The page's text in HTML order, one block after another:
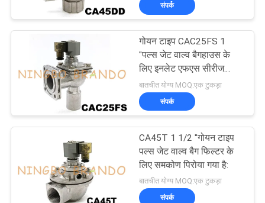
गुणवत्ता
संपर्क
करें
उद्धरण
वायवीय solenoid वाल्व
617
1071
संपर्क
गोयन टाइप CAC25FS 1
"पल्स जेट वाल्व बैगहाउस के
लिए इनलेट एफएस सीरीज
निकला हुआ]
बातचीत योग्य MOQ:एक टुकड़ा
संपर्क
CA45T 1 1/2 "गोयन टाइप
पल्स जेट वाल्व बैग फिल्टर के
लिए समकोण पिरोया गया है:
बातचीत योग्य MOQ:एक टुकड़ा
संपर्क